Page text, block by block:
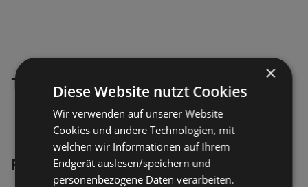
Top Angebote in deiner Nähe
Frag die Katze!
×
Diese Website nutzt Cookies
Wir verwenden auf unserer Website
Cookies und andere Technologien, mit
welchen wir Informationen auf Ihrem
Endgerät auslesen/speichern und
personenbezogene Daten verarbeiten.